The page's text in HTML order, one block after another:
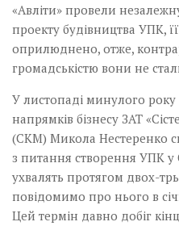
«Авліти» провели
проекту будівництва УПК,
оприлюднено, отже,
громадськістю вони не
У листопаді минулого
напрямків бізнесу ЗАТ
(СКМ) Микола Нестеренко
з питання створення УПК у
ухвалять протягом двох-
повідомимо про нього в
Цей термін давно добіг